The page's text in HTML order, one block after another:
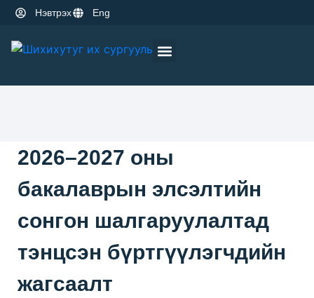
Нэвтрэх Eng
2026–2027 оны
бакалаврын элсэлтийн
сонгон шалгаруулалтад
тэнцсэн бүртгүүлэгчдийн
жагсаалт